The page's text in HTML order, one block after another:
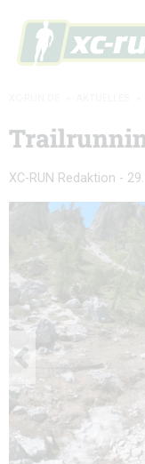
XC-RUN Redaktion -